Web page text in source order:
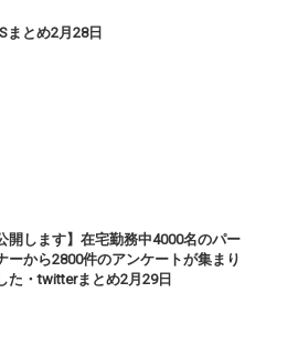
まとめ2月28日
開します】在宅勤務中4000名のパー
ーから2800件のアンケートが集まり
た・twitterまとめ2月29日